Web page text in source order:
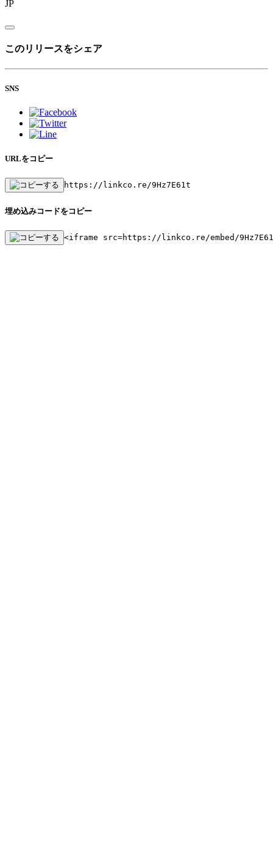
JP
このリリースをシェア
SNS
URLをコピー
https://linkco.re/9Hz7E61t
埋め込みコードをコピー
<iframe src=https://linkco.re/embed/